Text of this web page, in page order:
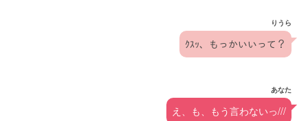
りうら
ｸｽｯ、もっかいいって？
あなた
え、も、もう言わないっ///